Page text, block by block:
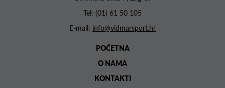
Tel: (01) 61 50 105
E-mail: info@vidmarsport.hr
POČETNA
O NAMA
KONTAKTI